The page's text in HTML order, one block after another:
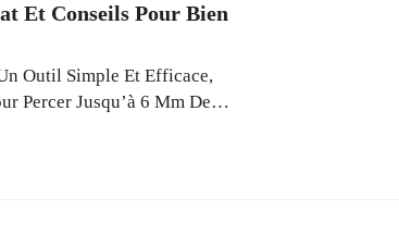
Et Conseils Pour Bien
Outil Simple Et Efficace,
Percer Jusqu’à 6 Mm De
Généralement Compris